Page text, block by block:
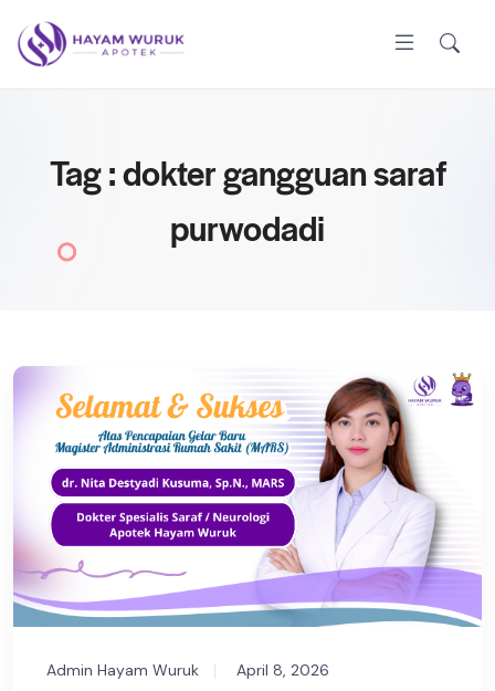
Tag : dokter gangguan saraf
purwodadi
Admin Hayam Wuruk April 8, 2026